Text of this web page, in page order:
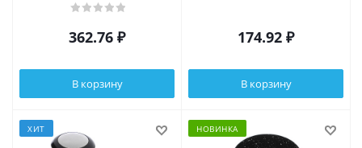
362.76 ₽
В корзину
174.92 ₽
В корзину
ХИТ НОВИНКА